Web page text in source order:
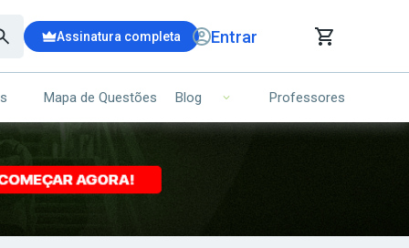
Assinatura completa Entrar
DE COMPRAS
(00)
Ops!
Seu carrinho ainda está vazio.
Mapa de Questões Blog Professores